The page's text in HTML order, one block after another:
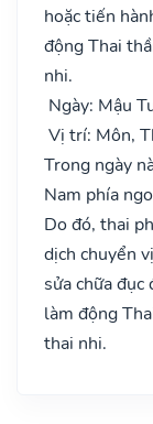
hoặc tiến
động Thai
nhi.
Ngày: Mậu
Vị trí: Môn,
Trong ngày
Nam phía
Do đó, thai
dịch chuyển
sửa chữa đục
làm động
thai nhi.